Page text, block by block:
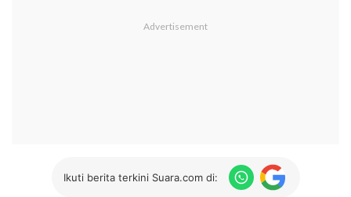
Ikuti berita terkini Suara.com di: